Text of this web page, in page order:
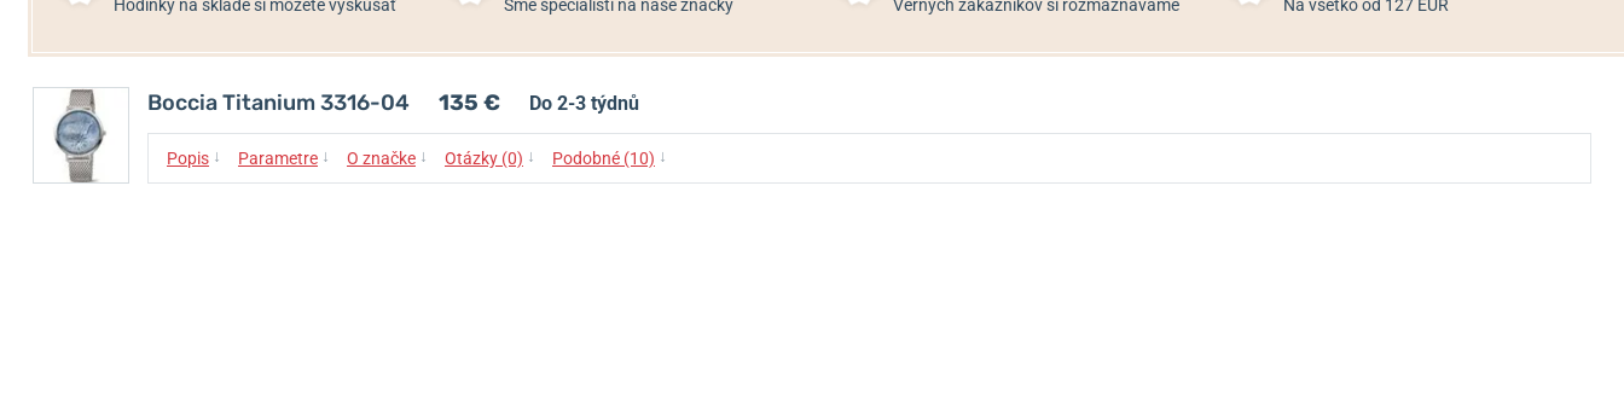
Hodinky na sklade si môžete vyskúšať Sme špecialisti na naše značky Verných zákazníkov si rozmaznávame Na všetko od 127 EUR
Boccia Titanium 3316-04 135 € Do 2-3 týdnů
Popis ↓ Parametre ↓ O značke ↓ Otázky (0) ↓ Podobné (10) ↓